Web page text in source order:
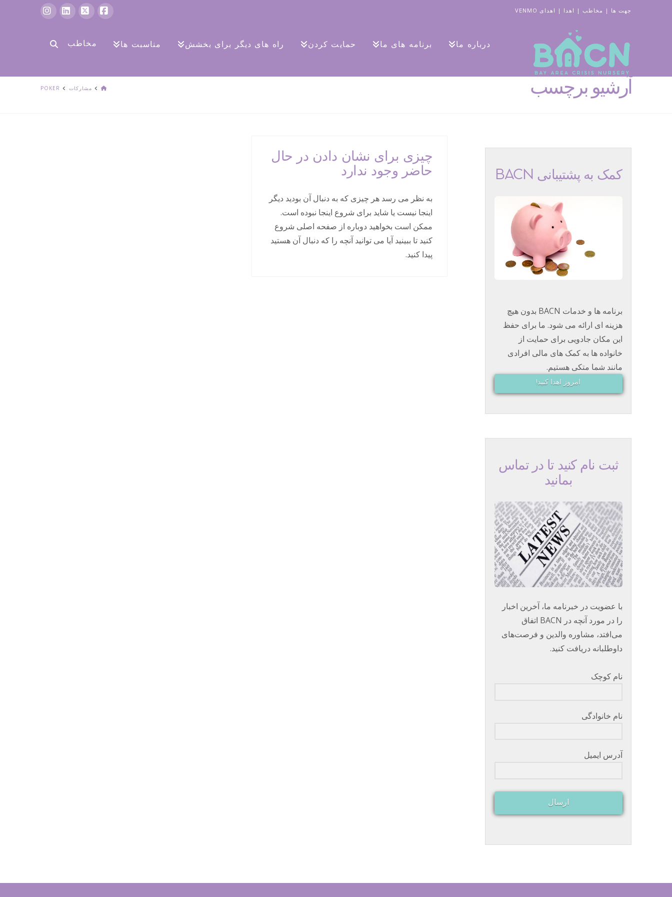
جهت ها | مخاطب| اهدا | اهدای VENMO
بوک
درباره ما برنامه های ما حمایت کردن راه های دیگر برای بخشش مناسبت ها مخاطب
آرشیو برچسب
صفحهمشارکات POKER
چیزی برای نشان دادن در حال
حاضر وجود ندارد
به نظر می رسد هر چیزی که به دنبال آن بودید دیگر
اینجا نیست یا شاید برای شروع اینجا نبوده است.
ممکن است بخواهید دوباره از صفحه اصلی شروع
کنید تا ببینید آیا می توانید آنچه را که دنبال آن هستید
پیدا کنید.
کمک به پشتیبانی BACN
برنامه ها و خدمات BACN بدون هیچ
هزینه ای ارائه می شود. ما برای حفظ
این مکان جادویی برای حمایت از
خانواده ها به کمک های مالی افرادی
مانند شما متکی هستیم.
امروز اهدا کنید!
ثبت نام کنید تا در تماس
بمانید
با عضویت در خبرنامه ما، آخرین اخبار
را در مورد آنچه در BACN اتفاق
می‌افتد، مشاوره والدین و فرصت‌های
داوطلبانه دریافت کنید.
نام کوچک
نام خانوادگی
آدرس ایمیل
ارسال